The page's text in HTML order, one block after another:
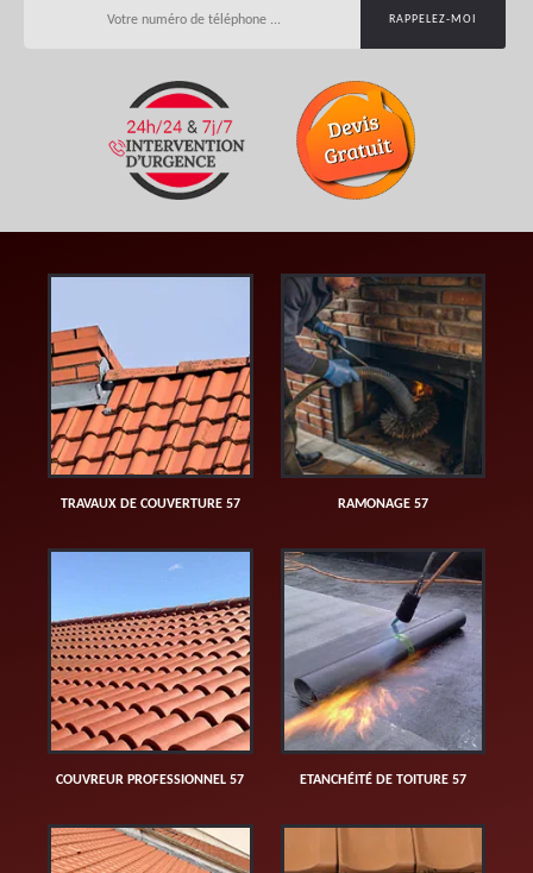
TRAVAUX DE COUVERTURE 57 RAMONAGE 57
COUVREUR PROFESSIONNEL 57 ETANCHÉITÉ DE TOITURE 57